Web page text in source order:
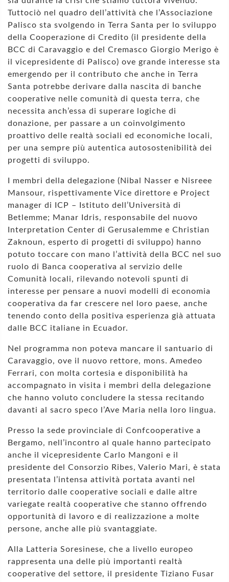
Tuttociò nel quadro dell’attività che l’Associazione
Palisco sta svolgendo in Terra Santa per lo sviluppo
della Cooperazione di Credito (il presidente della
BCC di Caravaggio e del Cremasco Giorgio Merigo è
il vicepresidente di Palisco) ove grande interesse sta
emergendo per il contributo che anche in Terra
Santa potrebbe derivare dalla nascita di banche
cooperative nelle comunità di questa terra, che
necessita anch’essa di superare logiche di
donazione, per passare a un coinvolgimento
proattivo delle realtà sociali ed economiche locali,
per una sempre più autentica autosostenibilità dei
progetti di sviluppo.
I membri della delegazione (Nibal Nasser e Nisreee
Mansour, rispettivamente Vice direttore e Project
manager di ICP – Istituto dell’Università di
Betlemme; Manar Idris, responsabile del nuovo
Interpretation Center di Gerusalemme e Christian
Zaknoun, esperto di progetti di sviluppo) hanno
potuto toccare con mano l’attività della BCC nel suo
ruolo di Banca cooperativa al servizio delle
Comunità locali, rilevando notevoli spunti di
interesse per pensare a nuovi modelli di economia
cooperativa da far crescere nel loro paese, anche
tenendo conto della positiva esperienza già attuata
dalle BCC italiane in Ecuador.
Nel programma non poteva mancare il santuario di
Caravaggio, ove il nuovo rettore, mons. Amedeo
Ferrari, con molta cortesia e disponibilità ha
accompagnato in visita i membri della delegazione
che hanno voluto concludere la stessa recitando
davanti al sacro speco l’Ave Maria nella loro lingua.
Presso la sede provinciale di Confcooperative a
Bergamo, nell’incontro al quale hanno partecipato
anche il vicepresidente Carlo Mangoni e il
presidente del Consorzio Ribes, Valerio Mari, è stata
presentata l’intensa attività portata avanti nel
territorio dalle cooperative sociali e dalle altre
variegate realtà cooperative che stanno offrendo
opportunità di lavoro e di realizzazione a molte
persone, anche alle più svantaggiate.
Alla Latteria Soresinese, che a livello europeo
rappresenta una delle più importanti realtà
cooperative del settore, il presidente Tiziano Fusar